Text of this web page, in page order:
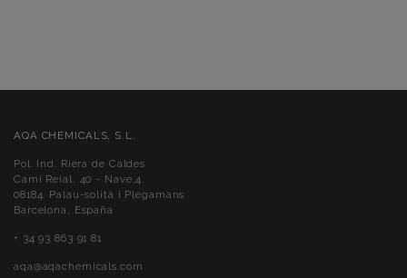
AQA CHEMICALS, S.L.
Pol. Ind. Riera de Caldes
Camí Reial, 40 - Nave,4.
08184. Palau-solità i Plegamans
Barcelona, España
+ 34 93 863 91 81
aqa@aqachemicals.com